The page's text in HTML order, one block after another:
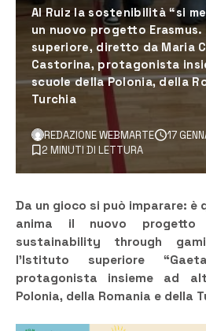
Al Ruiz la sostenibilità “si
un nuovo progetto
superiore, diretto da Maria
Castorina, protagonista
scuole della Polonia, della
Turchia
REDAZIONE WEBMARTE 17
2 MINUTI DI LETTURA
Da un gioco si può imparare:
anima il nuovo progetto
sustainability through
l’Istituto superiore
protagonista insieme ad
Polonia, della Romania e della